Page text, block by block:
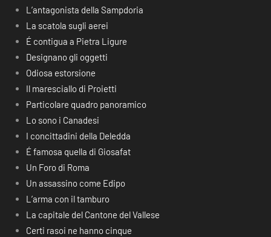
L’antagonista della Sampdoria
La scatola sugli aerei
É contigua a Pietra Ligure
Designano gli oggetti
Odiosa estorsione
Il maresciallo di Proietti
Particolare quadro panoramico
Lo sono i Canadesi
I concittadini della Deledda
É famosa quella di Giosafat
Un Foro di Roma
Un assassino come Edipo
L’arma con il tamburo
La capitale del Cantone del Vallese
Certi rasoi ne hanno cinque